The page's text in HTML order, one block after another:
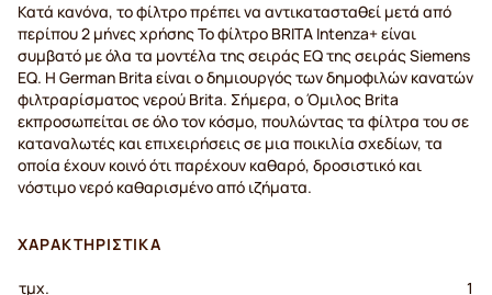
Κατά κανόνα, το φίλτρο πρέπει να αντικατασταθεί μετά από
περίπου 2 μήνες χρήσης Το φίλτρο BRITA Intenza+ είναι
συμβατό με όλα τα μοντέλα της σειράς EQ της σειράς Siemens
EQ. Η German Brita είναι ο δημιουργός των δημοφιλών κανατών
φιλτραρίσματος νερού Brita. Σήμερα, ο Όμιλος Brita
εκπροσωπείται σε όλο τον κόσμο, πουλώντας τα φίλτρα του σε
καταναλωτές και επιχειρήσεις σε μια ποικιλία σχεδίων, τα
οποία έχουν κοινό ότι παρέχουν καθαρό, δροσιστικό και
νόστιμο νερό καθαρισμένο από ιζήματα.
ΧΑΡΑΚΤΗΡΙΣΤΙΚΆ
τμχ.
1